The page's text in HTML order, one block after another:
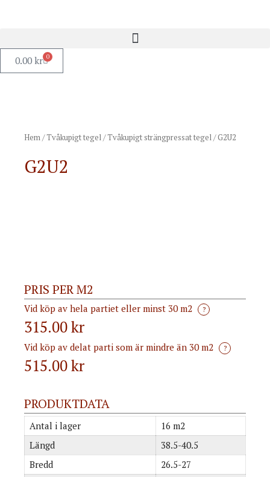
0.00 kr 0
Hem/Tvåkupigt tegel/Tvåkupigt strängpressat tegel/ G2U2
G2U2
PRIS PER M2
Vid köp av hela partiet eller minst 30 m2 ?
315.00 kr
Vid köp av delat parti som är mindre än 30 m2 ?
515.00kr
PRODUKTDATA
Antal i lager
16 m2
Längd
38.5-40.5
Bredd
26.5-27